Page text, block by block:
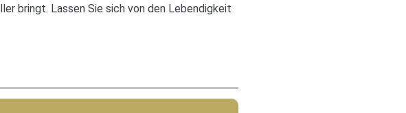
bringt. Lassen Sie sich von den Lebendigkeit